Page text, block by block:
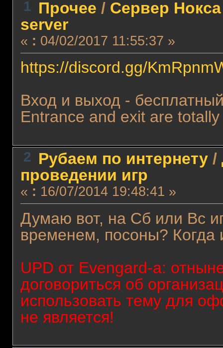
1 Прочее / Сервер
server
« : 04/02/2017 11:55:37 »
https://discord.gg/
Вход и выход -
Entrance and exit are
2 Рубаем по интернету/
проведении игр
« : 16/07/2014 19:48:41 »
Думаю вот, на Сб или Вс
временем, посоны? Когда
UPD от Evengard-а:
договориться об
использовать тему для
не является!